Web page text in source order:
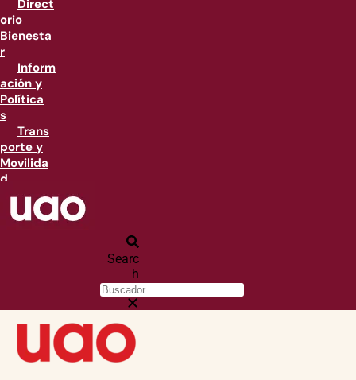
Direct
orio
Bienesta
r
Inform
ación y
Política
s
Trans
porte y
Movilida
d
Searc
h